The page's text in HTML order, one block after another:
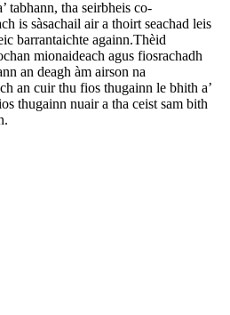
tabhann, tha seirbheis co-
is sàsachail air a thoirt seachad leis
barrantaichte againn.Thèid
mionaideach agus fiosrachadh
an deagh àm airson na
an cuir thu fios thugainn le bhith a’
thugainn nuair a tha ceist sam bith